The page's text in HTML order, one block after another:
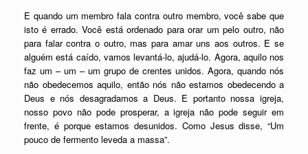
E quando um membro fala contra outro membro, você sabe que
isto é errado. Você está ordenado para orar um pelo outro, não
para falar contra o outro, mas para amar uns aos outros. E se
alguém está caído, vamos levantá-lo, ajudá-lo. Agora, aquilo nos
faz um – um – um grupo de crentes unidos. Agora, quando nós
não obedecemos aquilo, então nós não estamos obedecendo a
Deus e nós desagradamos a Deus. E portanto nossa igreja,
nosso povo não pode prosperar, a igreja não pode seguir em
frente, é porque estamos desunidos. Como Jesus disse, “Um
pouco de fermento leveda a massa”.